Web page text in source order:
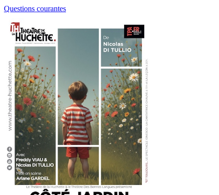
Questions courantes